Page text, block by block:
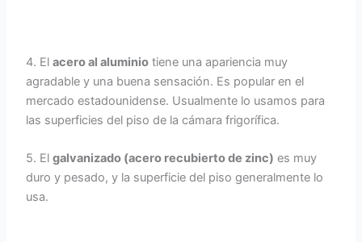
4. Elacero al aluminio tiene una apariencia muy
agradable y una buena sensación. Es popular en el
mercado estadounidense. Usualmente lo usamos para
las superficies del piso de la cámara frigorífica.
5. Elgalvanizado (acero recubierto de zinc) es muy
duro y pesado, y la superficie del piso generalmente lo
usa.